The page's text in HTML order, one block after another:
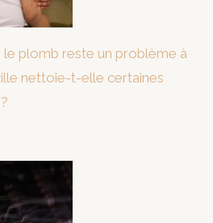
le plomb reste un problème à
nettoie-t-elle certaines